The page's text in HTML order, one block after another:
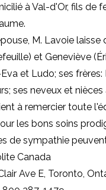
à Val-d'Or, fils de
M. Lavoie
et Geneviève
et Ludo; ses
ses neveux et
à remercier toute
les bons soins
de sympathie
Canada
Ave E, Toronto,